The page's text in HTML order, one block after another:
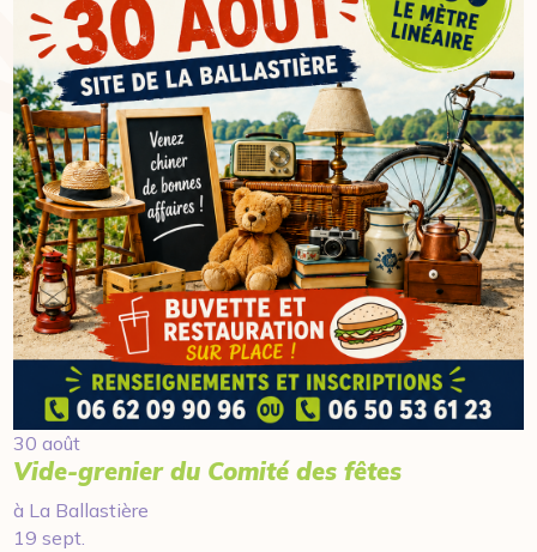
30 août
Vide-grenier du Comité des fêtes
à La Ballastière
19 sept.